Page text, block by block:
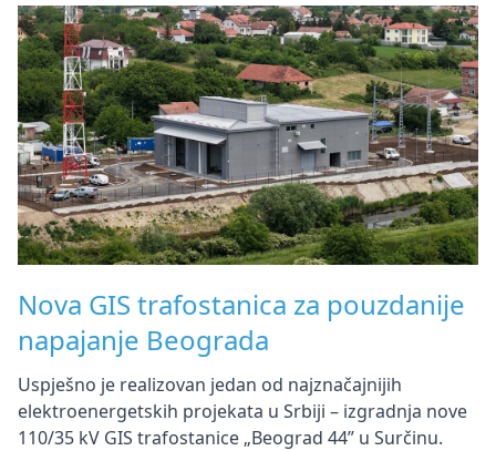
Nova GIS trafostanica za pouzdanije
napajanje Beograda
Uspješno je realizovan jedan od najznačajnijih
elektroenergetskih projekata u Srbiji – izgradnja nove
110/35 kV GIS trafostanice „Beograd 44” u Surčinu.